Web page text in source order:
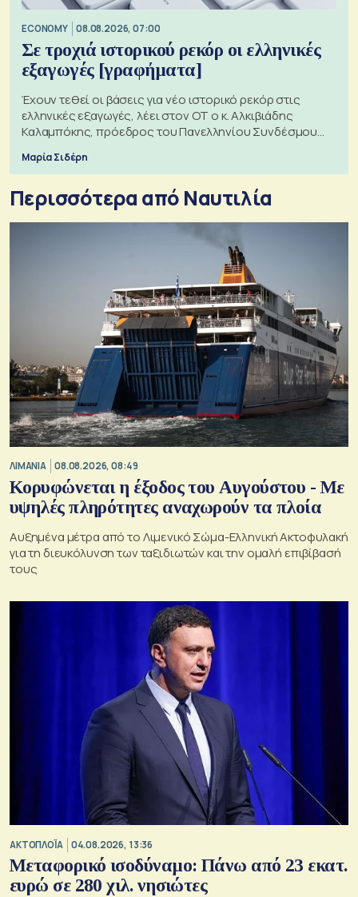
ECONOMY 08.08.2026, 07:00
Σε τροχιά ιστορικού ρεκόρ οι ελληνικές
εξαγωγές [γραφήματα]
Έχουν τεθεί οι βάσεις για νέο ιστορικό ρεκόρ στις
ελληνικές εξαγωγές, λέει στον ΟΤ ο κ. Αλκιβιάδης
Καλαμπόκης, πρόεδρος του Πανελληνίου Συνδέσμου
Μαρία Σιδέρη
Περισσότερα από Ναυτιλία
ΛΙΜΑΝΙΑ 08.08.2026, 08:49
Κορυφώνεται η έξοδος του Αυγούστου - Με
υψηλές πληρότητες αναχωρούν τα πλοία
Αυξημένα μέτρα από το Λιμενικό Σώμα-Ελληνική Ακτοφυλακή
για τη διευκόλυνση των ταξιδιωτών και την ομαλή επιβίβασή
τους
ΑΚΤΟΠΛΟΪΑ 04.08.2026, 13:36
Μεταφορικό ισοδύναμο: Πάνω από 23 εκατ.
ευρώ σε 280 χιλ. νησιώτες